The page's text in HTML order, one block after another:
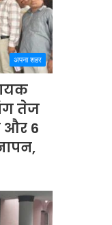
अपना शहर
तेज
और 6